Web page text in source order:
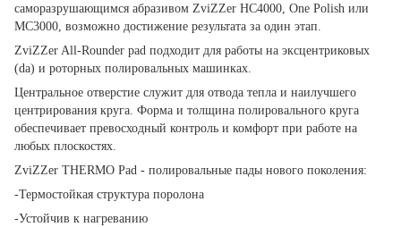
саморазрушающимся абразивом ZviZZer HC4000, One Polish или
МС3000, возможно достижение результата за один этап.
ZviZZer All-Rounder pad подходит для работы на эксцентриковых
(da) и роторных полировальных машинках.
Центральное отверстие служит для отвода тепла и наилучшего
центрирования круга. Форма и толщина полировального круга
обеспечивает превосходный контроль и комфорт при работе на
любых плоскостях.
ZviZZer THERMO Pad - полировальные пады нового поколения:
-Термостойкая структура поролона
-Устойчив к нагреванию